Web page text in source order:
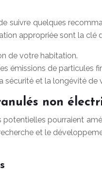
suivre quelques
appropriée sont la clé
de votre habitation.
émissions de particules
sécurité et la longévité de
non
pourraient
et le